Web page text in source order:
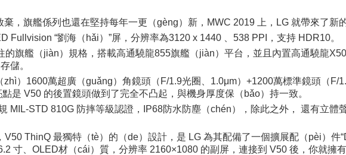
，旗艦係列也還在堅持每年一更（gèng）新，MWC 2019 上，LG 就帶來了新
Fullvision “劉海（hǎi）”屏，分辨率為3120 x 1440 、538 PPI，支持 HDR10。
的旗艦（jiàn）規格，搭載高通驍龍855旗艦（jiàn）平台，並且內置高通驍龍
儲。
）1600萬超廣（guǎng）角鏡頭（F/1.9光圈、1.0μm）+1200萬標準鏡頭（F/
是 V50 的後置鏡頭做到了完全不凸起，與機身厚度保（bǎo）持一致。
MIL-STD 810G 防摔等級認證，IP68防水防塵（chén），除此之外， 還有立
ThinQ 最獨特（tè）的（de）設計，是 LG 為其配備了一個擴展配（pèi）
寸、OLED材（cái）質，分辨率 2160×1080 的副屏，連接到 V50 後，你就擁有